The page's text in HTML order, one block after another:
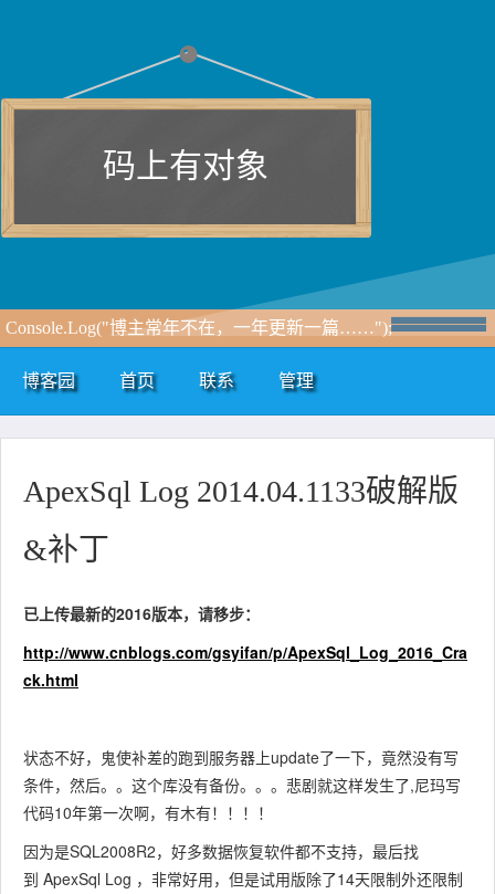
码上有对象
Console.Log("博主常年不在，一年更新一篇……");
博客园 首页 联系 管理
ApexSql Log 2014.04.1133破解版
&补丁
已上传最新的2016版本，请移步：
http://www.cnblogs.com/gsyifan/p/ApexSql_Log_2016_Cra
ck.html
状态不好，鬼使补差的跑到服务器上update了一下，竟然没有写
条件，然后。。这个库没有备份。。。悲剧就这样发生了,尼玛写
代码10年第一次啊，有木有！！！！
因为是SQL2008R2，好多数据恢复软件都不支持，最后找
到 ApexSql Log ，非常好用，但是试用版除了14天限制外还限制